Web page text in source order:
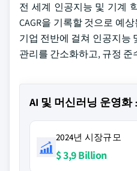
전 세계 인공지능 및 기계
CAGR을 기록할 것으로 예
기업 전반에 걸쳐 인공지능
관리를 간소화하고, 규정
AI 및 머신러닝 운영
2024년 시장규모
$ 3,9 Billion